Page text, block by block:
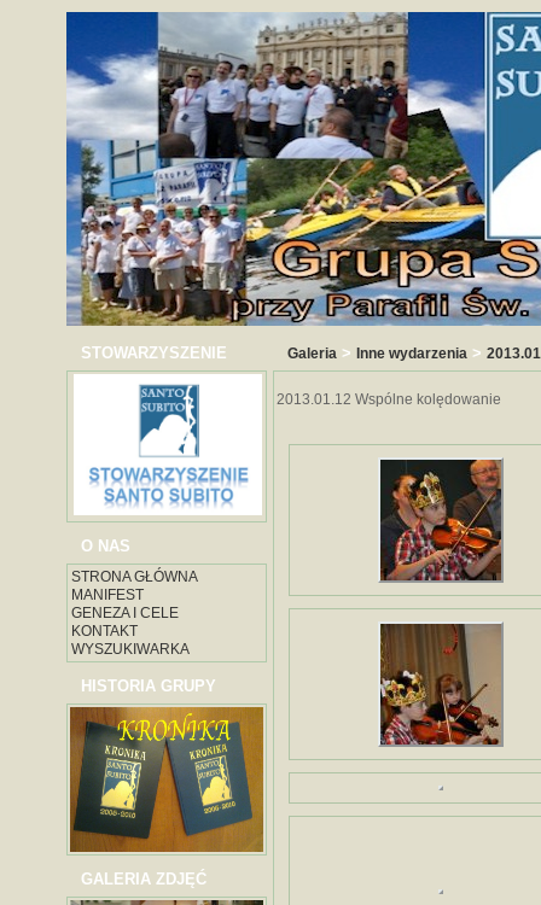
STOWARZYSZENIE
O NAS
STRONA GŁÓWNA
MANIFEST
GENEZA I CELE
KONTAKT
WYSZUKIWARKA
HISTORIA GRUPY
GALERIA ZDJĘĆ
Galeria > Inne wydarzenia >
2013.01.12 Wspólne kolędowanie